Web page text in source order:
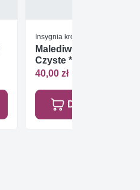
Insygnia królewskie
Malediwy 1978 Mi 765-
Czyste **
40,00 zł
Dodaj do